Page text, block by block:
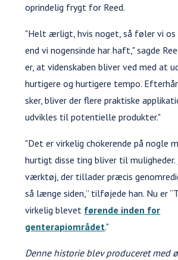
oprindelig frygt for Reed.
"Helt ærligt, hvis noget, så føler vi os
end vi nogensinde har haft," sagde
er, at videnskaben bliver ved med at
hurtigere og hurtigere tempo.
sker, bliver der flere praktiske
udvikles til potentielle produkter."
"Det er virkelig chokerende på nogle
hurtigt disse ting bliver til muligheder.
værktøj, der tillader præcis
så længe siden,” tilføjede han. Nu er
virkelig blevet førende inden for
genterapiområdet."
Denne historie blev produceret med